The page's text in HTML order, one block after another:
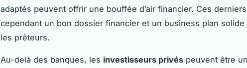
adaptés peuvent offrir une bouffée d’air financier. Ces
cependant un bon dossier financier et un business plan
les prêteurs.
Au-delà des banques, les investisseurs privés peuvent être